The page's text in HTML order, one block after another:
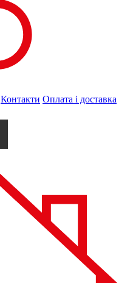
Контакти Оплата і доставка